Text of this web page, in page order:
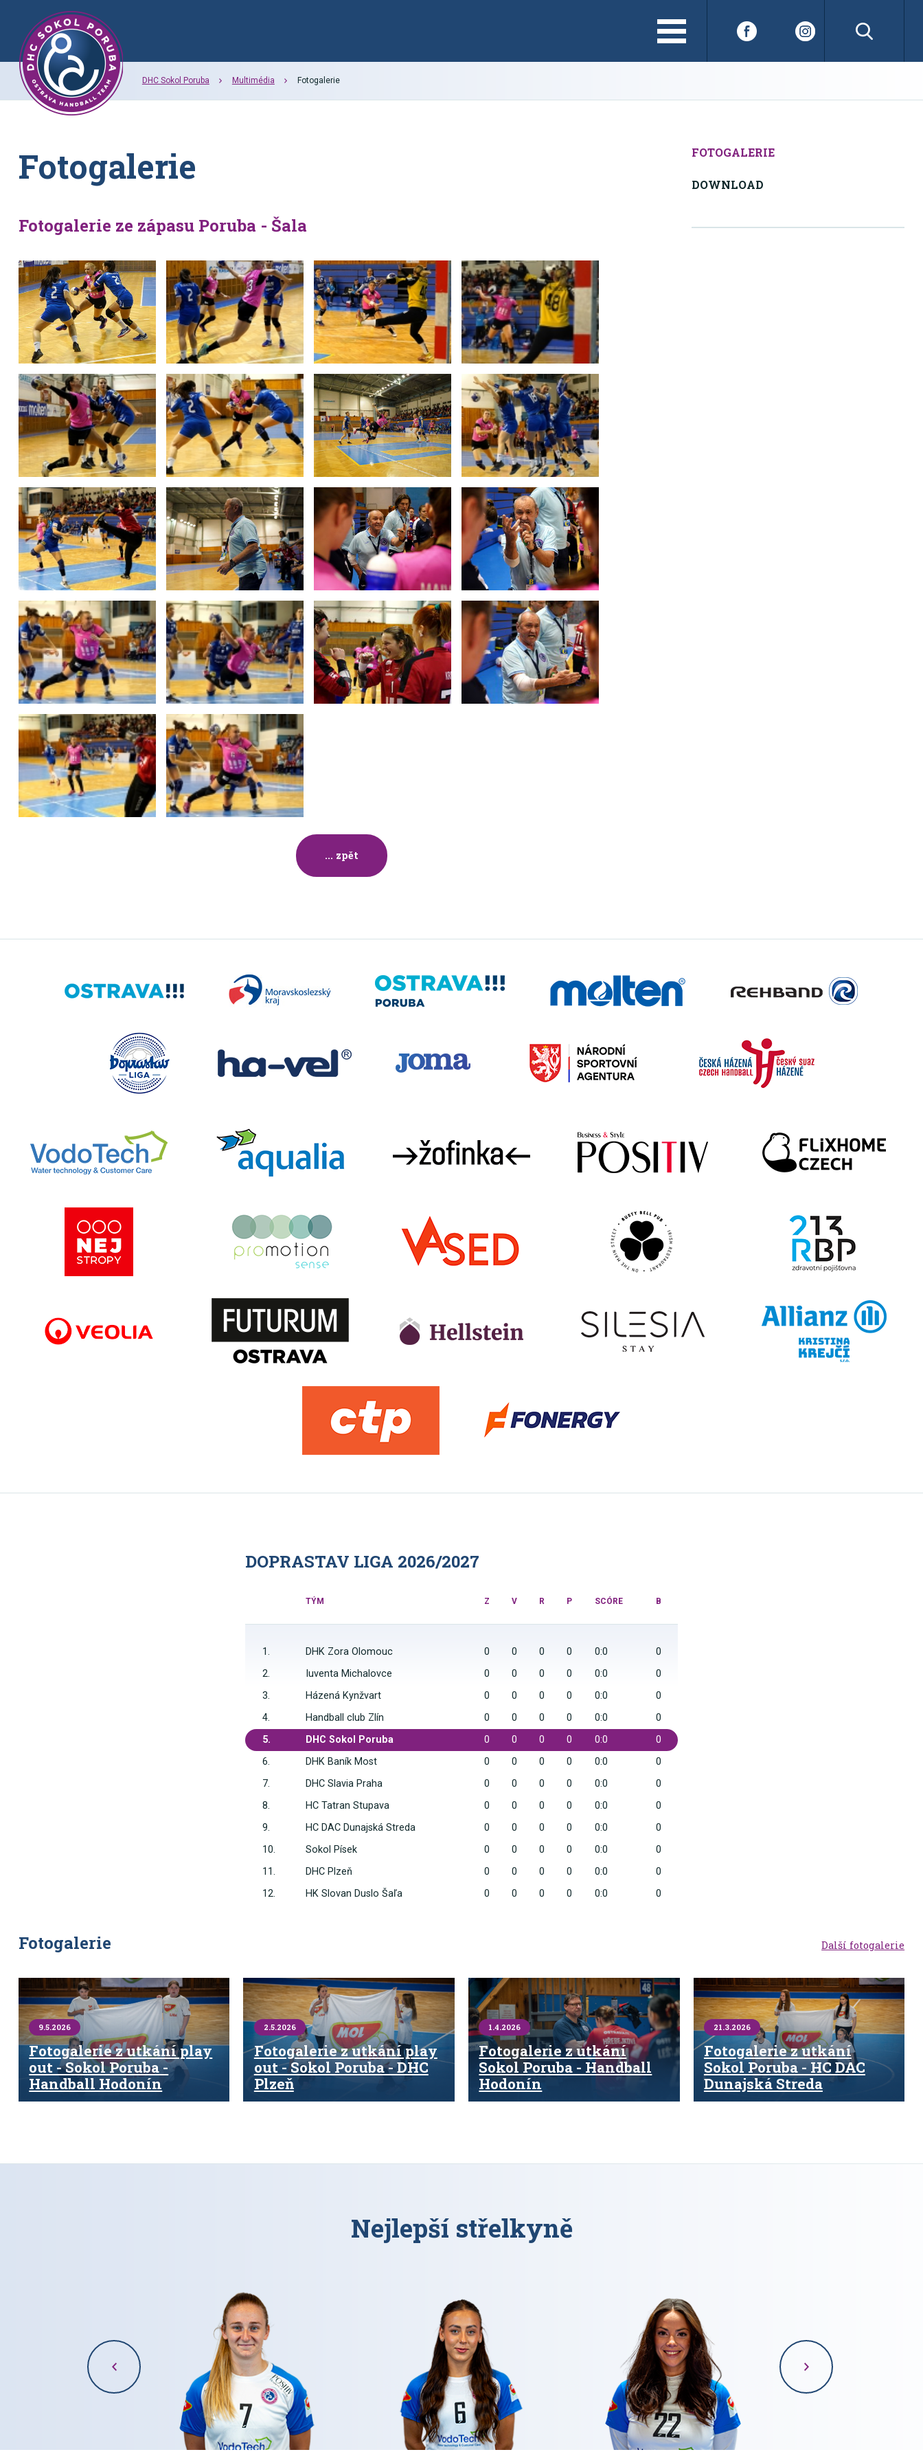
DHC Sokol Poruba Multimédia Fotogalerie
Fotogalerie
Fotogalerie ze zápasu Poruba - Šala
... zpět
FOTOGALERIE
DOWNLOAD
DOPRASTAV LIGA 2026/2027
TÝM Z V R P SCÓRE B
1. DHK Zora Olomouc 0 0 0 0 0:0
0
2.
Iuventa Michalovce 0 0 0 0 0:0
0
3.
Házená Kynžvart 0 0 0 0 0:0
0
4.
Handball club Zlín 0 0 0 0 0:0
0
5.
DHC Sokol Poruba 0 0 0 0 0:0
0
6.
DHK Baník Most 0 0 0 0 0:0
0
7.
DHC Slavia Praha 0 0 0 0 0:0
0
8.
HC Tatran Stupava 0 0 0 0 0:0
0
9.
HC DAC Dunajská Streda 0 0 0 0 0:0
0
10.
Sokol Písek 0 0 0 0 0:0
0
11.
DHC Plzeň 0 0 0 0 0:0
0
12.
HK Slovan Duslo Šaľa 0 0 0 0 0:0 0
Další fotogalerie
Fotogalerie
9.5.2026
Fotogalerie z utkání play
out - Sokol Poruba -
Handball Hodonín
2.5.2026
Fotogalerie z utkání play
out - Sokol Poruba - DHC
Plzeň
1.4.2026
Fotogalerie z utkání
Sokol Poruba - Handball
Hodonín
21.3.2026
Fotogalerie z utkání
Sokol Poruba - HC DAC
Dunajská Streda
Nejlepší střelkyně